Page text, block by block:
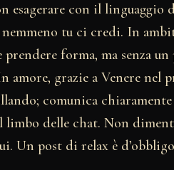
esagerare con il linguaggio
tu ci credi. In
forma, ma senza un
grazie a Venere nel
comunica
limbo delle chat. Non
Un post di relax è